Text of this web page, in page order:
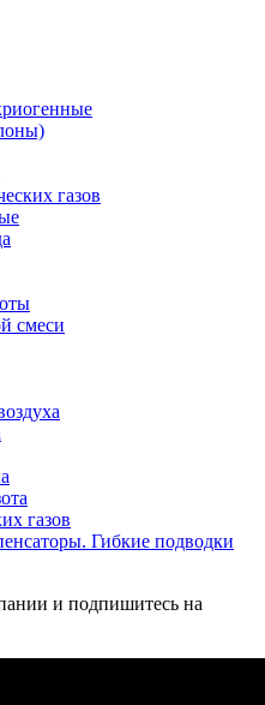
газов
смеси
газов
Гибкие подводки
и подпишитесь на